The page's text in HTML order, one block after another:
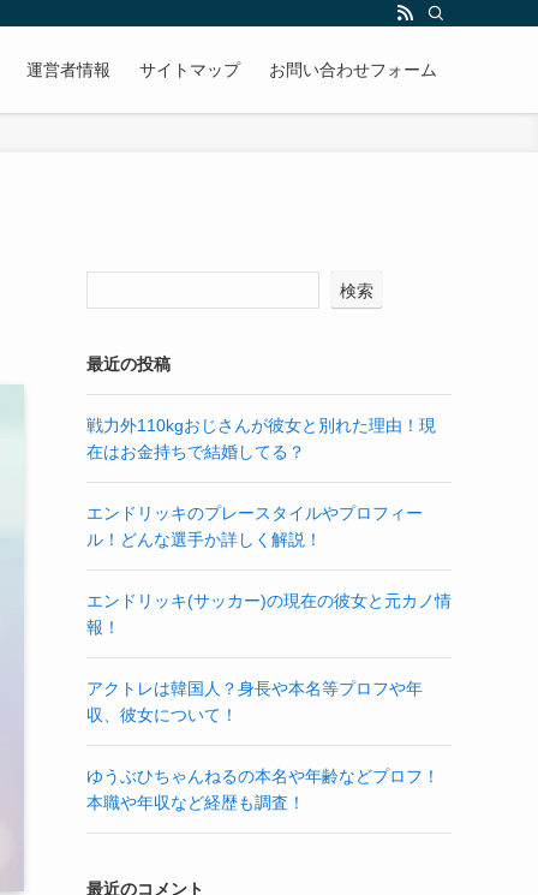
運営者情報 サイトマップ お問い合わせフォーム
検索
最近の投稿
戦力外110kgおじさんが彼女と別れた理由！現
在はお金持ちで結婚してる？
エンドリッキのプレースタイルやプロフィー
ル！どんな選手か詳しく解説！
エンドリッキ(サッカー)の現在の彼女と元カノ情
報！
アクトレは韓国人？身長や本名等プロフや年
収、彼女について！
ゆうぶひちゃんねるの本名や年齢などプロフ！
本職や年収など経歴も調査！
最近のコメント